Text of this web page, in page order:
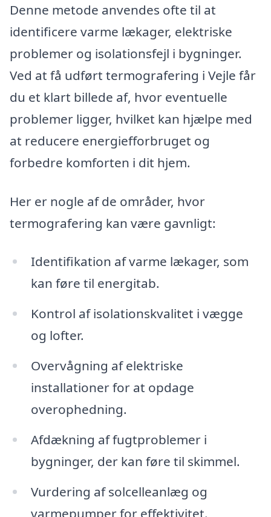
Denne metode anvendes ofte til at
identificere varme lækager, elektriske
problemer og isolationsfejl i bygninger.
Ved at få udført termografering i Vejle får
du et klart billede af, hvor eventuelle
problemer ligger, hvilket kan hjælpe med
at reducere energiefforbruget og
forbedre komforten i dit hjem.
Her er nogle af de områder, hvor
termografering kan være gavnligt:
Identifikation af varme lækager, som
kan føre til energitab.
Kontrol af isolationskvalitet i vægge
og lofter.
Overvågning af elektriske
installationer for at opdage
overophedning.
Afdækning af fugtproblemer i
bygninger, der kan føre til skimmel.
Vurdering af solcelleanlæg og
varmepumper for effektivitet.